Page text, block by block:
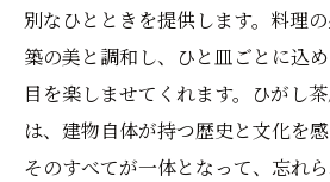
別なひとときを提供します。料理
築の美と調和し、ひと皿ごとに込
目を楽しませてくれます。ひがし
は、建物自体が持つ歴史と文化を感
そのすべてが一体となって、忘れ